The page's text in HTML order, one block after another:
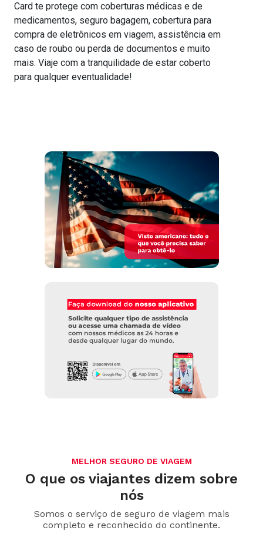
Card te protege com coberturas médicas e de
medicamentos, seguro bagagem, cobertura para
compra de eletrônicos em viagem, assistência em
caso de roubo ou perda de documentos e muito
mais. Viaje com a tranquilidade de estar coberto
para qualquer eventualidade!
MELHOR SEGURO DE VIAGEM
O que os viajantes dizem sobre
nós
Somos o serviço de seguro de viagem mais
completo e reconhecido do continente.